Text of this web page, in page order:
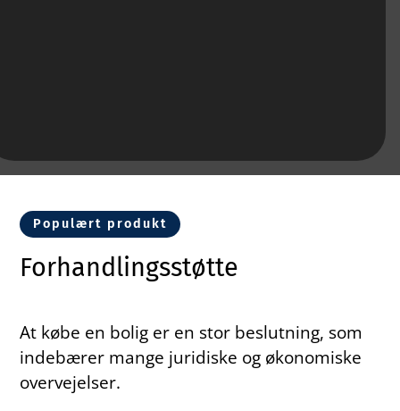
Populært produkt
Forhandlingsstøtte
At købe en bolig er en stor beslutning, som
indebærer mange juridiske og økonomiske
overvejelser.